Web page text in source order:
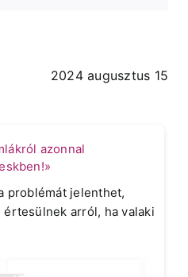
2024 augusztus 15
azonnal
problémát jelenthet,
értesülnek arról, ha valaki